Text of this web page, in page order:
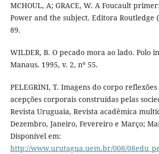
MCHOUL, A; GRACE, W. A Foucault
Power and the subject. Editora Routledge
89.
WILDER, B. O pecado mora ao lado. Polo
Manaus. 1995, v. 2, nº 55.
PELEGRINI, T. Imagens do corpo reflexões
acepções corporais construídas pelas
Revista Uruguaia, Revista acadêmica
Dezembro, Janeiro, Fevereiro e Março;
Disponível em:
http://www.urutagua.uem.br/008/